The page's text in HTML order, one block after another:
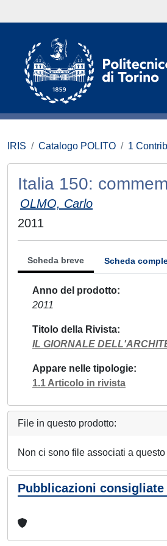
IRIS Catalogo POLITO 1
Italia 150:
OLMO, Carlo
2011
Scheda breve Scheda
Anno del prodotto
2011
Titolo della Rivista
IL GIORNALE
Appare nelle tipologie
1.1 Articolo in rivista
File in questo prodotto:
Non ci sono file associati a questo
Pubblicazioni consigliate